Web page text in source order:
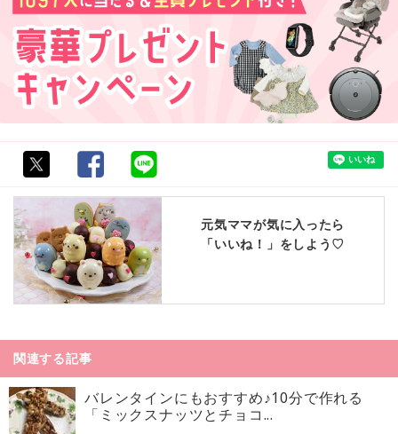
元気ママが気に入ったら
「いいね！」をしよう♡
関連する記事
バレンタインにもおすすめ♪10分で作れる
「ミックスナッツとチョコ...